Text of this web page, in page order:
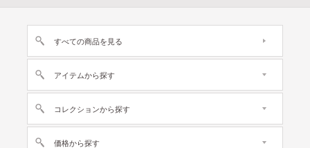
すべての商品を見る
アイテムから探す
コレクションから探す
価格から探す